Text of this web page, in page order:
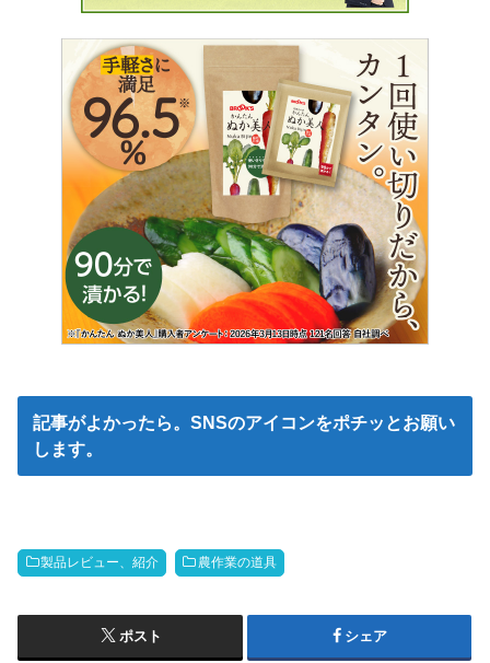
記事がよかったら。SNSのアイコンをポチッとお願い
します。
製品レビュー、紹介 農作業の道具
ポスト シェア